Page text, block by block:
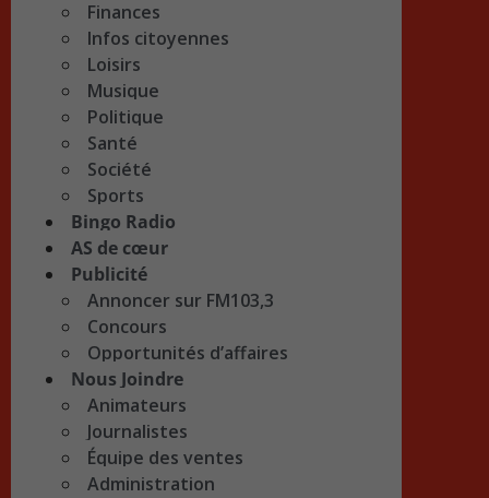
Finances
Infos citoyennes
Loisirs
Musique
Politique
Santé
Société
Sports
Bingo Radio
AS de cœur
Publicité
Annoncer sur FM103,3
Concours
Opportunités d’affaires
Nous Joindre
Animateurs
Journalistes
Équipe des ventes
Administration